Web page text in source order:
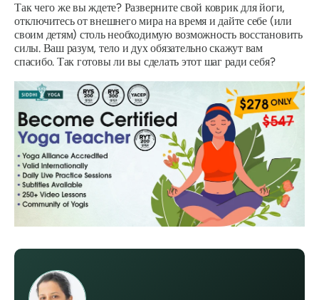
Так чего же вы ждете? Разверните свой коврик для йоги,
отключитесь от внешнего мира на время и дайте себе (или
своим детям) столь необходимую возможность восстановить
силы. Ваш разум, тело и дух обязательно скажут вам
спасибо. Так готовы ли вы сделать этот шаг ради себя?